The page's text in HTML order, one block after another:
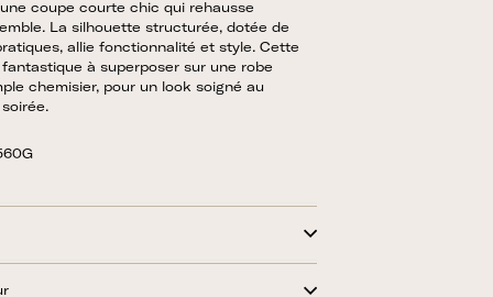
coupe courte chic qui rehausse
La silhouette structurée, dotée de
allie fonctionnalité et style. Cette
à superposer sur une robe
chemisier, pour un look soigné au